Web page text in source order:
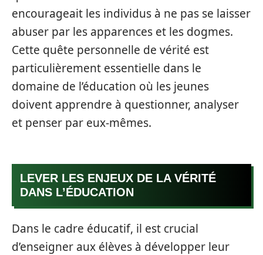
encourageait les individus à ne pas se laisser
abuser par les apparences et les dogmes.
Cette quête personnelle de vérité est
particulièrement essentielle dans le
domaine de l’éducation où les jeunes
doivent apprendre à questionner, analyser
et penser par eux-mêmes.
LEVER LES ENJEUX DE LA VÉRITÉ
DANS L’ÉDUCATION
Dans le cadre éducatif, il est crucial
d’enseigner aux élèves à développer leur